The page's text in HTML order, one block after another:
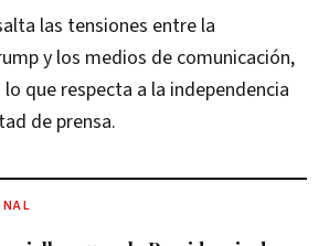
las tensiones entre la
y los medios de comunicación,
que respecta a la independencia
de prensa.